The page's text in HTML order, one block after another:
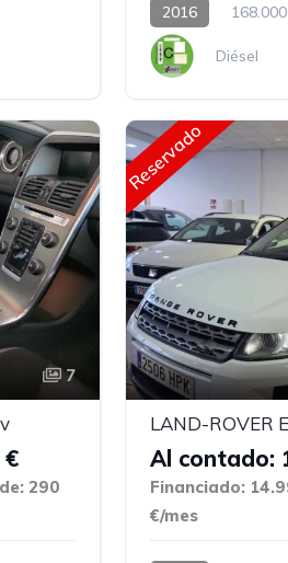
2016
Diésel
7
€
290
Reservado
LAND-ROVER
Al contado:
Financiado:
€/mes